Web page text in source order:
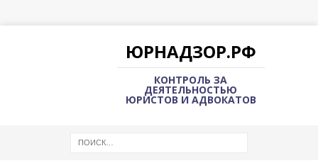
ЮРНАДЗОР.РФ
КОНТРОЛЬ ЗА
ДЕЯТЕЛЬНОСТЬЮ
ЮРИСТОВ И АДВОКАТОВ